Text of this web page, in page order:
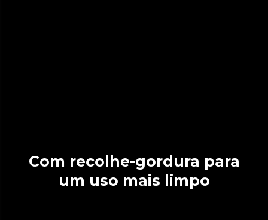
Com recolhe-gordura para
um uso mais limpo